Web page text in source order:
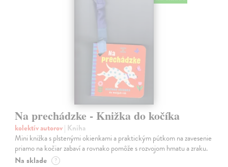
Na prechádzke - Knižka do kočíka
kolektív autorov| Kniha
Mini knižka s plstenými okienkami a praktickým pútkom na zavesenie
priamo na kočiar zabaví a rovnako pomôže s rozvojom hmatu a zraku.
Na sklade ?